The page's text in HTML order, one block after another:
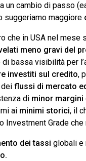
un cambio di passo
suggeriamo maggiore
che in USA nel mese
meno gravi del
di bassa visibilità per
investiti sul credito,
flussi di mercato
di minor margini
ai minimi storici, il
Grade che
dei tassi globali e